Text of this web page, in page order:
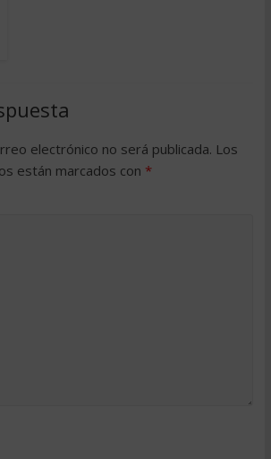
electrónico no será publicada. Los
están marcados con *